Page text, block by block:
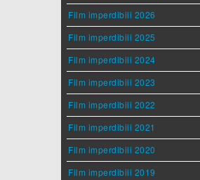
Film imperdibili 2026
Film imperdibili 2025
Film imperdibili 2024
Film imperdibili 2023
Film imperdibili 2022
Film imperdibili 2021
Film imperdibili 2020
Film imperdibili 2019